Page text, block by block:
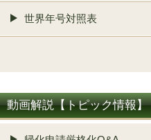
世界年号対照表
動画解説【トピック情報】